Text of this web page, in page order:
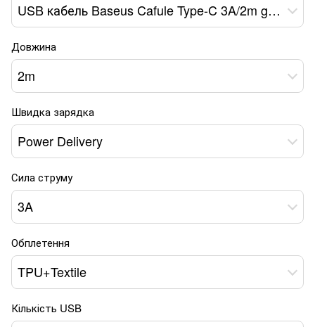
USB кабель Baseus Cafule Type-C 3A/2m gray-black
Довжина
2m
Швидка зарядка
Power Delivery
Сила струму
3A
Обплетення
TPU+Textile
Кількість USB